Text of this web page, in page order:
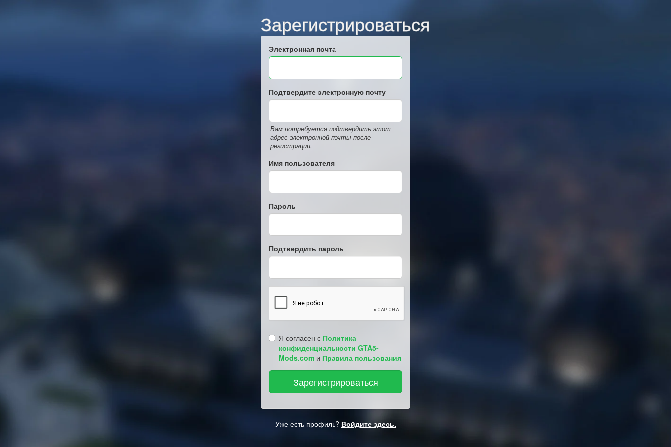
Зарегистрироваться
Электронная почта
Подтвердите электронную почту
Вам потребуется подтвердить этот
адрес электронной почты после
регистрации.
Имя пользователя
Пароль
Подтвердить пароль
Я согласен с Политика
конфиденциальности GTA5-
Mods.com и Правила пользования
Уже есть профиль? Войдите здесь.